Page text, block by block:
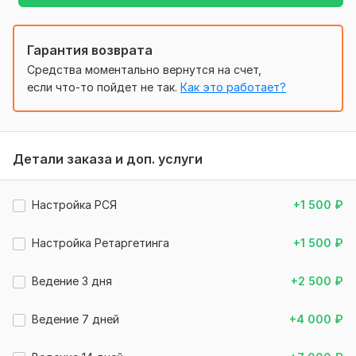
+ Другие бизнесы в сфере производства,
Бонусы!
!!! Пришлю заказчику список площадок для продвижения
через SEO
!!! Для новых рекламодателей подскажу, как можно
получить промокод Яндекса
Заказывайте сегодня!
С уважением,
Николай
!!! КЕЙС СО СТАТИСТИКОЙ ТУТ 3.jpg
Гарантия возврата
Средства моментально вернутся на счет,
если что-то пойдет не так. Как это работает?
Детали заказа и доп. услуги
Настройка РСЯ +1 500 ₽
Настройка Ретаргетинга +1 500 ₽
Ведение 3 дня +2 500 ₽
Ведение 7 дней +4 000 ₽